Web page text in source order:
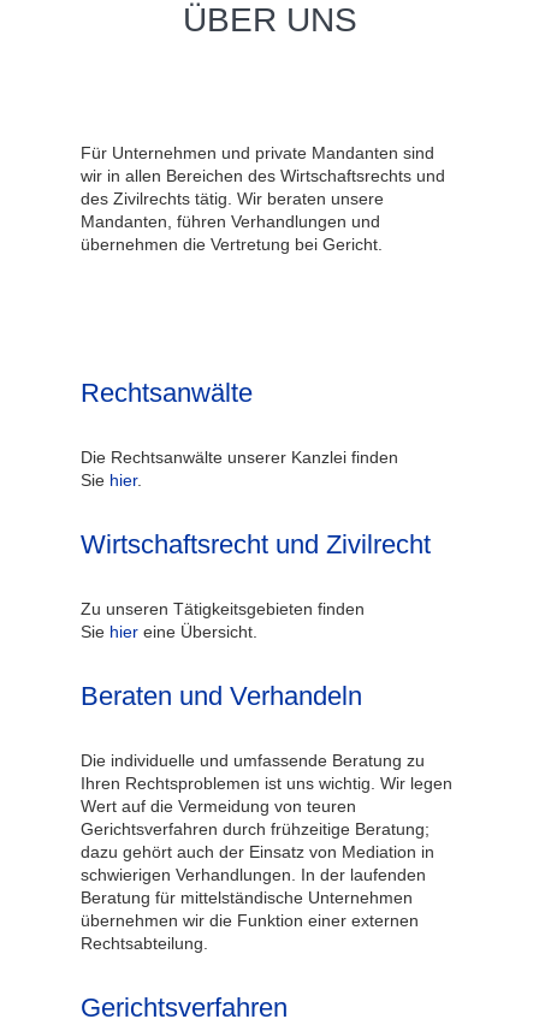
ÜBER UNS
Für Unternehmen und private Mandanten sind
wir in allen Bereichen des Wirtschaftsrechts und
des Zivilrechts tätig. Wir beraten unsere
Mandanten, führen Verhandlungen und
übernehmen die Vertretung bei Gericht.
Rechtsanwälte
Die Rechtsanwälte unserer Kanzlei finden
Sie hier.
Wirtschaftsrecht und Zivilrecht
Zu unseren Tätigkeitsgebieten finden
Sie hier eine Übersicht.
Beraten und Verhandeln
Die individuelle und umfassende Beratung zu
Ihren Rechtsproblemen ist uns wichtig. Wir legen
Wert auf die Vermeidung von teuren
Gerichtsverfahren durch frühzeitige Beratung;
dazu gehört auch der Einsatz von Mediation in
schwierigen Verhandlungen. In der laufenden
Beratung für mittelständische Unternehmen
übernehmen wir die Funktion einer externen
Rechtsabteilung.
Gerichtsverfahren